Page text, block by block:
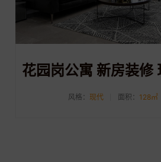
风格： 现代 面积： 128㎡